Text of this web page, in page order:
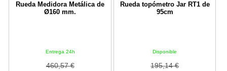
Rueda Medidora Metálica de
Ø160 mm.
Entrega 24h
460,57 €
Rueda topómetro Jar RT1 de
95cm
Disponible
195,14 €